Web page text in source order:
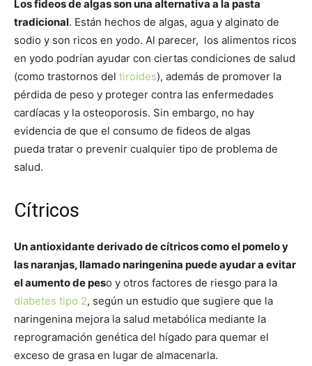
Los fideos de algas son una alternativa a la pasta
tradicional. Están hechos de algas, agua y alginato de
sodio y son ricos en yodo. Al parecer, los alimentos ricos
en yodo podrían ayudar con ciertas condiciones de salud
(como trastornos del tiroides), además de promover la
pérdida de peso y proteger contra las enfermedades
cardíacas y la osteoporosis. Sin embargo, no hay
evidencia de que el consumo de fideos de algas
pueda tratar o prevenir cualquier tipo de problema de
salud.
Cítricos
Un antioxidante derivado de cítricos como el pomelo y
las naranjas, llamado naringenina puede ayudar a evitar
el aumento de peso y otros factores de riesgo para la
diabetes tipo 2, según un estudio que sugiere que la
naringenina mejora la salud metabólica mediante la
reprogramación genética del hígado para quemar el
exceso de grasa en lugar de almacenarla.